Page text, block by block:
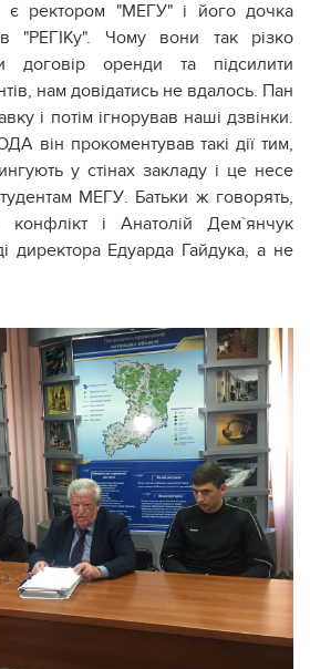
є ректором "МЕГУ" і його дочка
"РЕГІКу". Чому вони так різко
договір оренди та підсилити
нам довідатись не вдалось. Пан
і потім ігнорував наші дзвінки.
він прокоментував такі дії тим,
у стінах закладу і це несе
МЕГУ. Батьки ж говорять,
і Анатолій Дем`янчук
директора Едуарда Гайдука, а не